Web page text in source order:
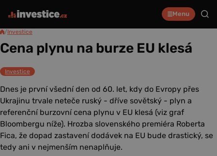
Menu
/Investice
Cena plynu na burze EU klesá
Investice
Dnes je první všední den od 60. let, kdy do Evropy přes
Ukrajinu trvale neteče ruský - dříve sovětský - plyn a
referenční burzovní cena plynu v EU klesá (viz graf
Bloombergu níže). Hrozba slovenského premiéra Roberta
Fica, že dopad zastavení dodávek na EU bude drastický, se
tedy ani v nejmenším nenaplňuje.